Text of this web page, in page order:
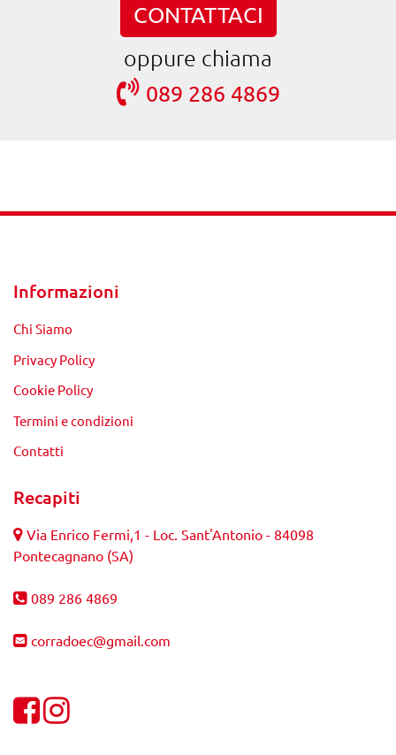
CONTATTACI
oppure chiama
089 286 4869
Informazioni
Chi Siamo
Privacy Policy
Cookie Policy
Termini e condizioni
Contatti
Recapiti
Via Enrico Fermi,1 - Loc. Sant'Antonio - 84098
Pontecagnano (SA)
089 286 4869
corradoec@gmail.com
Visualizza la nostra pagina Facebook
Visualizza il nostro profilo Instagram